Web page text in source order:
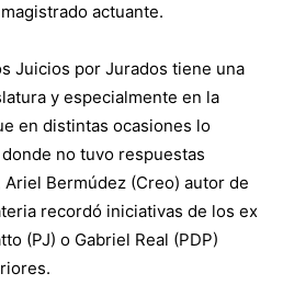
actuante.
Juicios por Jurados tiene una
y especialmente en la
en distintas ocasiones lo
no tuvo respuestas
Bermúdez (Creo) autor de
recordó iniciativas de los ex
(PJ) o Gabriel Real (PDP)